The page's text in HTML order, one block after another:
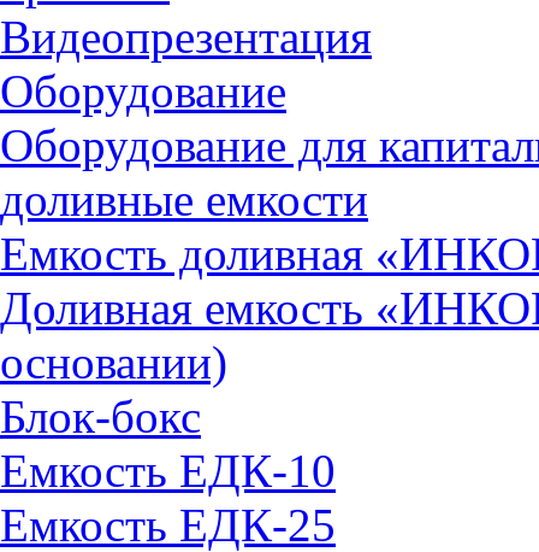
Видеопрезентация
Оборудование
Оборудование для
доливные емкости
Емкость доливная
Доливная емкость
основании)
Блок-бокс
Емкость ЕДК-10
Емкость ЕДК-25